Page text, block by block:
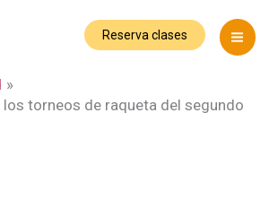
Reserva clases
torneos de raqueta del segundo